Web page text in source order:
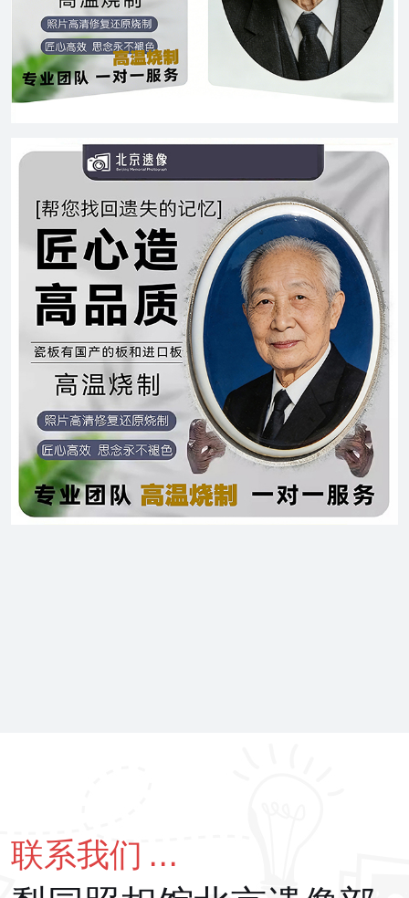
联系我们 ...